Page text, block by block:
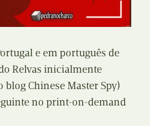
e em português de
Relvas inicialmente
Chinese Master Spy)
no print-on-demand